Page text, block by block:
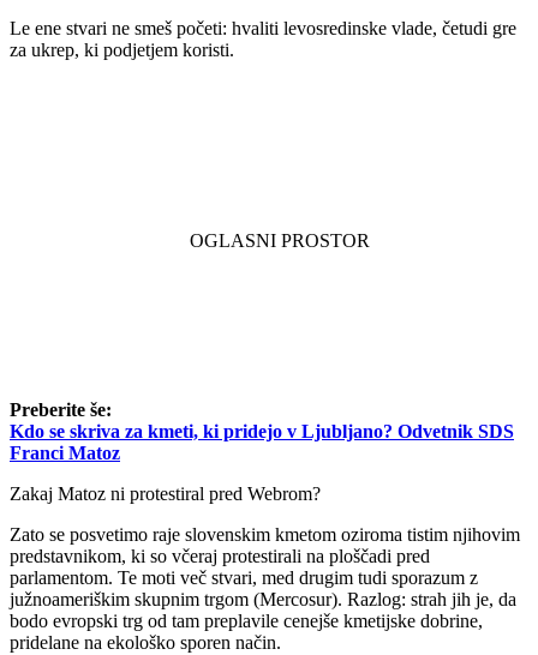
Le ene stvari ne smeš početi: hvaliti levosredinske vlade, četudi gre
za ukrep, ki podjetjem koristi.
Preberite še:
Kdo se skriva za kmeti, ki pridejo v Ljubljano? Odvetnik SDS
Franci Matoz
Zakaj Matoz ni protestiral pred Webrom?
Zato se posvetimo raje slovenskim kmetom oziroma tistim njihovim
predstavnikom, ki so včeraj protestirali na ploščadi pred
parlamentom. Te moti več stvari, med drugim tudi sporazum z
južnoameriškim skupnim trgom (Mercosur). Razlog: strah jih je, da
bodo evropski trg od tam preplavile cenejše kmetijske dobrine,
pridelane na ekološko sporen način.